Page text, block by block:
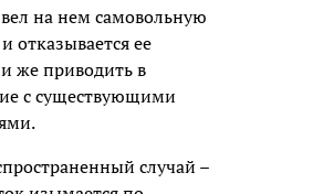
на нем самовольную
отказывается ее
же приводить в
с существующими
случай –